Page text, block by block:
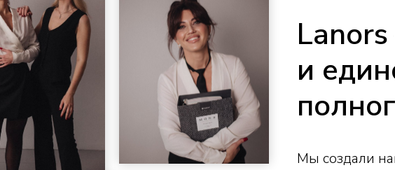
и
Мы создали